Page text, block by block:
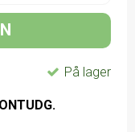
På lager